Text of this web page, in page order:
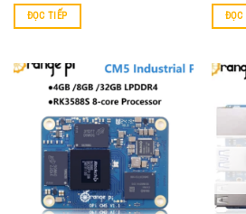
ĐỌC TIẾP ĐỌC